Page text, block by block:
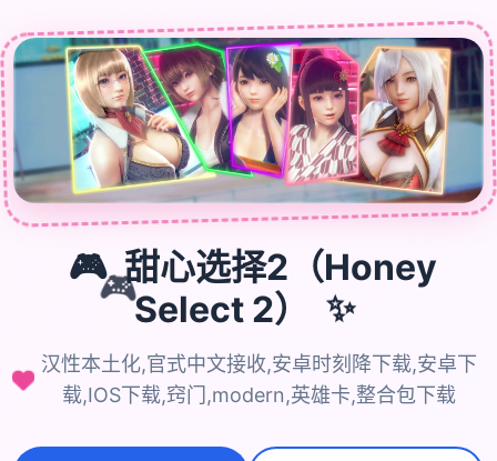
🎮
🎮 甜心选择2（Honey
Select 2）
✨
汉性本土化,官式中文接收,安卓时刻降下载,安卓下
载,IOS下载,窍门,modern,英雄卡,整合包下载